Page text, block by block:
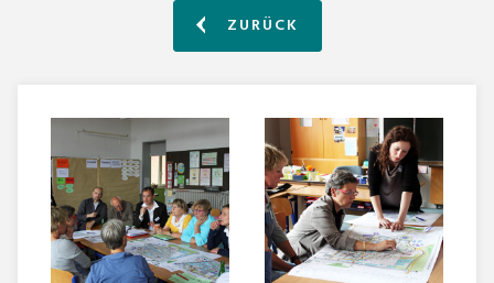
ZURÜCK